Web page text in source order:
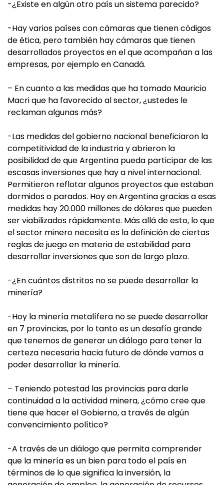
-¿Existe en algún otro país un sistema parecido?
-Hay varios países con cámaras que tienen códigos
de ética, pero también hay cámaras que tienen
desarrollados proyectos en el que acompañan a las
empresas, por ejemplo en Canadá.
– En cuanto a las medidas que ha tomado Mauricio
Macri que ha favorecido al sector, ¿ustedes le
reclaman algunas más?
-Las medidas del gobierno nacional beneficiaron la
competitividad de la industria y abrieron la
posibilidad de que Argentina pueda participar de las
escasas inversiones que hay a nivel internacional.
Permitieron reflotar algunos proyectos que estaban
dormidos o parados. Hoy en Argentina gracias a esas
medidas hay 20.000 millones de dólares que pueden
ser viabilizados rápidamente. Más allá de esto, lo que
el sector minero necesita es la definición de ciertas
reglas de juego en materia de estabilidad para
desarrollar inversiones que son de largo plazo.
-¿En cuántos distritos no se puede desarrollar la
minería?
-Hoy la minería metalífera no se puede desarrollar
en 7 provincias, por lo tanto es un desafío grande
que tenemos de generar un diálogo para tener la
certeza necesaria hacia futuro de dónde vamos a
poder desarrollar la minería.
– Teniendo potestad las provincias para darle
continuidad a la actividad minera, ¿cómo cree que
tiene que hacer el Gobierno, a través de algún
convencimiento político?
-A través de un diálogo que permita comprender
que la minería es un bien para todo el país en
términos de lo que significa la inversión, la